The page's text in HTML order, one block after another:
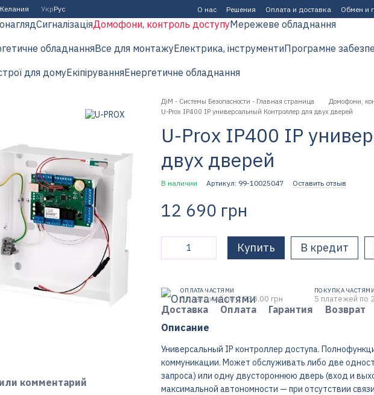
УкрРус О нас Решения Оплата и доставка Обмен и
СигналізаціяДомофони, контроль доступуМережеве обладнання
обладнанняВсе для монтажуЕлектрика, інструментиПрограмне
для домуЕкіпіруванняЕнергетичне обладнання
комментарий
ДіМ - Системы Безопасности - Главная страница Домофони,
U-Prox IP400 IP универсальный Контроллер для двух дверей
U-Prox IP400 IP
двух дверей
В наличии Артикул: 99-10025047 Оставить отзыв
12 690 грн
Купить В кредит
ОПЛАТА ЧАСТЯМИ
5 платежей по 2 538.00 грн
ПОКУПКА ЧАСТЯМИ
5 платежей по
Доставка Оплата Гарантия
Возврат
Описание
Универсальный IP контроллер доступа.
коммуникации. Может обслуживать либо две
запроса) или одну двустороннюю дверь (вход и
максимальной автономности — при отсутствии